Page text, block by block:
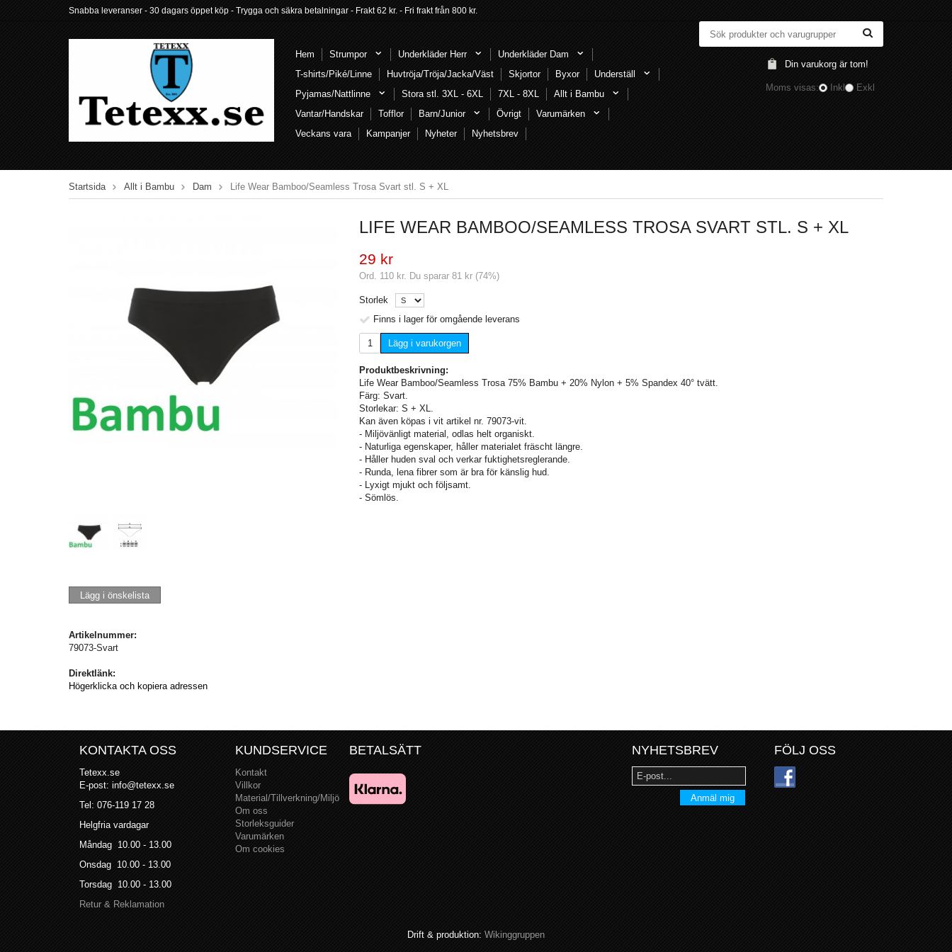
Snabba leveranser - 30 dagars öppet köp - Trygga och säkra betalningar - Frakt 62 kr. - Fri frakt från 800 kr.
Hem Strumpor Underkläder Herr
Underkläder Dam
T-shirts/Piké/Linne
Huvtröja/Tröja/Jacka/Väst Skjortor Byxor
Underställ
Pyjamas/Nattlinne
Stora stl. 3XL - 6XL 7XL - 8XL
Allt i Bambu
Vantar/Handskar
Tofflor Barn/Junior Övrigt
Varumärken
Veckans vara
Kampanjer Nyheter Nyhetsbrev
Din varukorg är tom!
Moms visas: Inkl Exkl
Startsida Allt i Bambu Dam Life Wear Bamboo/Seamless Trosa Svart stl. S + XL
LIFE WEAR BAMBOO/SEAMLESS TROSA SVART STL. S + XL
29 kr
Ord. 110 kr. Du sparar 81 kr (74%)
Storlek
Finns i lager för omgående leverans
Lägg i varukorgen
Produktbeskrivning:
Life Wear Bamboo/Seamless Trosa 75% Bambu + 20% Nylon + 5% Spandex 40° tvätt.
Färg: Svart.
Storlekar: S + XL.
Kan även köpas i vit artikel nr. 79073-vit.
- Miljövänligt material, odlas helt organiskt.
- Naturliga egenskaper, håller materialet fräscht längre.
- Håller huden sval och verkar fuktighetsreglerande.
- Runda, lena fibrer som är bra för känslig hud.
- Lyxigt mjukt och följsamt.
- Sömlös.
Lägg i önskelista
Artikelnummer:
79073-Svart
Direktlänk:
Högerklicka och kopiera adressen
KONTAKTA OSS
Tetexx.se
E-post: info@tetexx.se
Tel: 076-119 17 28
Helgfria vardagar
Måndag 10.00 - 13.00
Onsdag 10.00 - 13.00
Torsdag 10.00 - 13.00
Retur & Reklamation
KUNDSERVICE
Kontakt
Villkor
Material/Tillverkning/Miljö
Om oss
Storleksguider
Varumärken
Om cookies
FÖLJ OSS
NYHETSBREV
Anmäl mig
BETALSÄTT
Drift & produktion: Wikinggruppen